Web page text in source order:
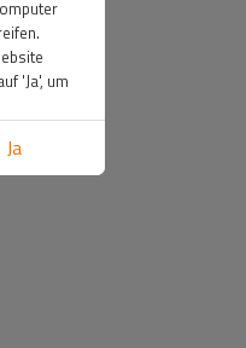
'Ja', um
Ja